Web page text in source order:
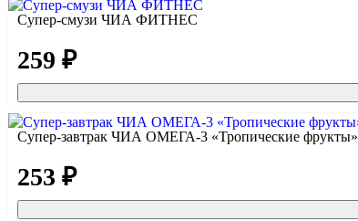
Супер-смузи ЧИА ФИТНЕС
259 ₽
Супер-завтрак ЧИА ОМЕГА-3 «Тропические фрукты»
253 ₽